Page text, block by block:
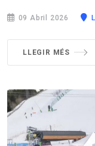
09 Abril 2026
LLEGIR MÉS